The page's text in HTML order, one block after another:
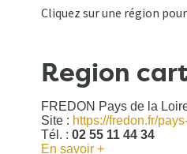
Cliquez sur une région
Region
FREDON Pays de la
Site : https://fredon.fr/
Tél. : 02 55 11 44 34
En savoir +